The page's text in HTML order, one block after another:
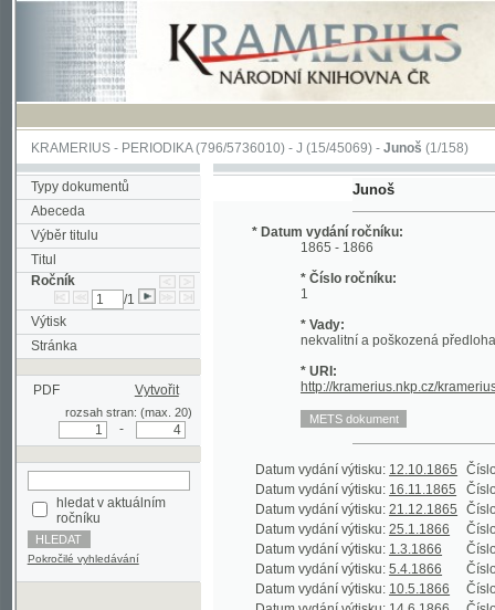
KRAMERIUS-PERIODIKA(796/5736010) -J(15/45069) -Junoš(1/158)
Typy dokumentů
Abeceda
Výběr titulu
Titul
Ročník
/1
Výtisk
Stránka
PDF
rozsah stran: (max. 20)
ročníku
Pokročilé vyhledávání
Junoš
* Datum vydání ročníku:
1865 - 1866
* Číslo ročníku:
* Vady:
* URI:
http://kramerius.nkp.cz/kramerius/
Datum vydání výtisku:12.10.1865
Datum vydání výtisku:16.11.1865 Číslo
Datum vydání výtisku:21.12.1865 Číslo
Datum vydání výtisku:25.1.1866 Číslo
Datum vydání výtisku: 1.3.1866
Číslo
Datum vydání výtisku: 5.4.1866 Číslo
Datum vydání výtisku:10.5.1866 Číslo
Datum vydání výtisku:14.6.1866 Číslo
Datum vydání výtisku:19.7.1866
Číslo
Stránka periodika: [1] (titulní strana) [2]